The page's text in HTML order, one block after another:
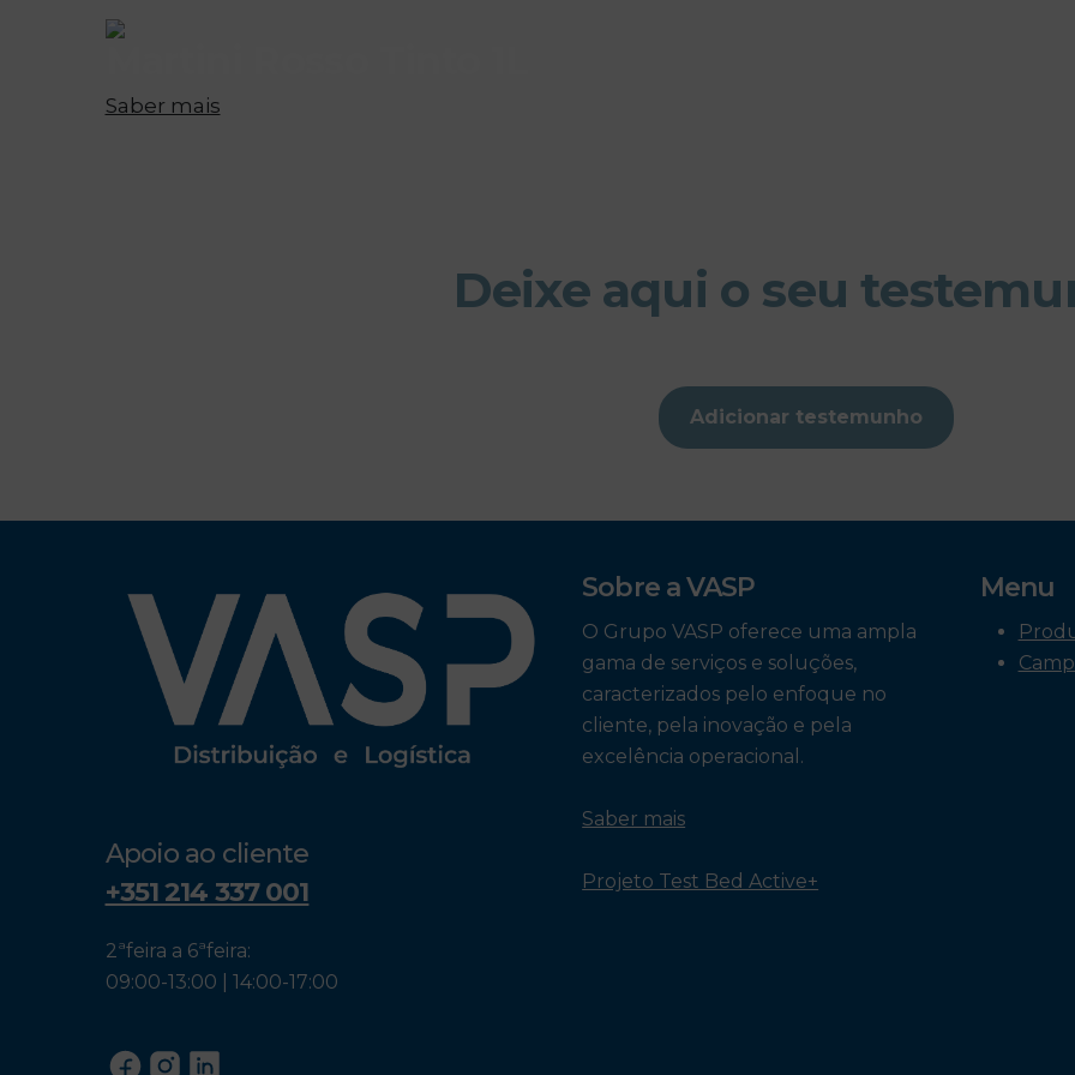
Saber mais
Deixe aqui o seu
Adicionar testemunho
Apoio ao cliente
+351 214 337 001
2ªfeira a 6ªfeira:
09:00-13:00 | 14:00-17:00
Sobre a VASP
O Grupo VASP oferece uma ampla
gama de serviços e soluções,
caracterizados pelo enfoque no
cliente, pela inovação e pela
excelência operacional.
Saber mais
Projeto Test Bed Active+
Menu